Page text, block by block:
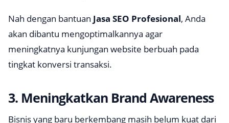
Nah dengan bantuan Jasa SEO Profesional, Anda
akan dibantu mengoptimalkannya agar
meningkatnya kunjungan website berbuah pada
tingkat konversi transaksi.
3. Meningkatkan Brand Awareness
Bisnis yang baru berkembang masih belum kuat dari